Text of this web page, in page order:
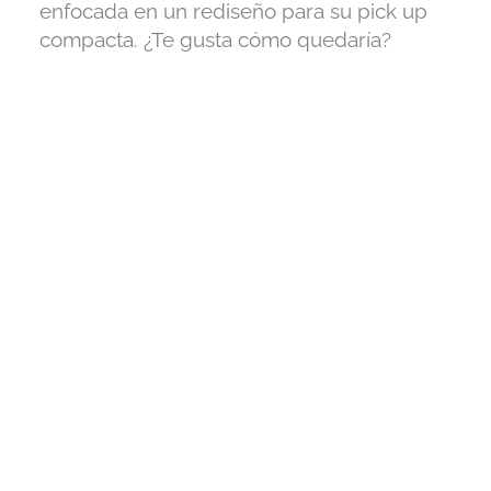
enfocada en un rediseño para su pick up
compacta. ¿Te gusta cómo quedaría?